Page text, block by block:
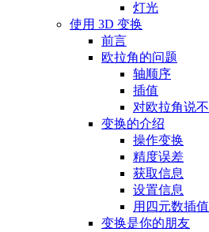
灯光
使用 3D 变换
前言
欧拉角的问题
轴顺序
插值
对欧拉角说不
变换的介绍
操作变换
精度误差
获取信息
设置信息
用四元数插值
变换是你的朋友